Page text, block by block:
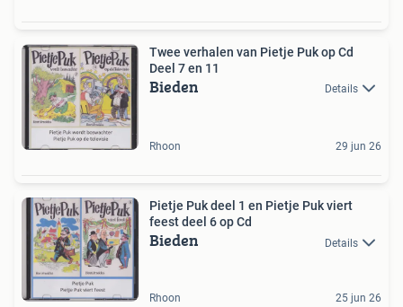
Twee verhalen van Pietje Puk op Cd
Deel 7 en 11
Bieden Details
Rhoon 29 jun 26
Pietje Puk deel 1 en Pietje Puk viert
feest deel 6 op Cd
Bieden Details
Rhoon 25 jun 26